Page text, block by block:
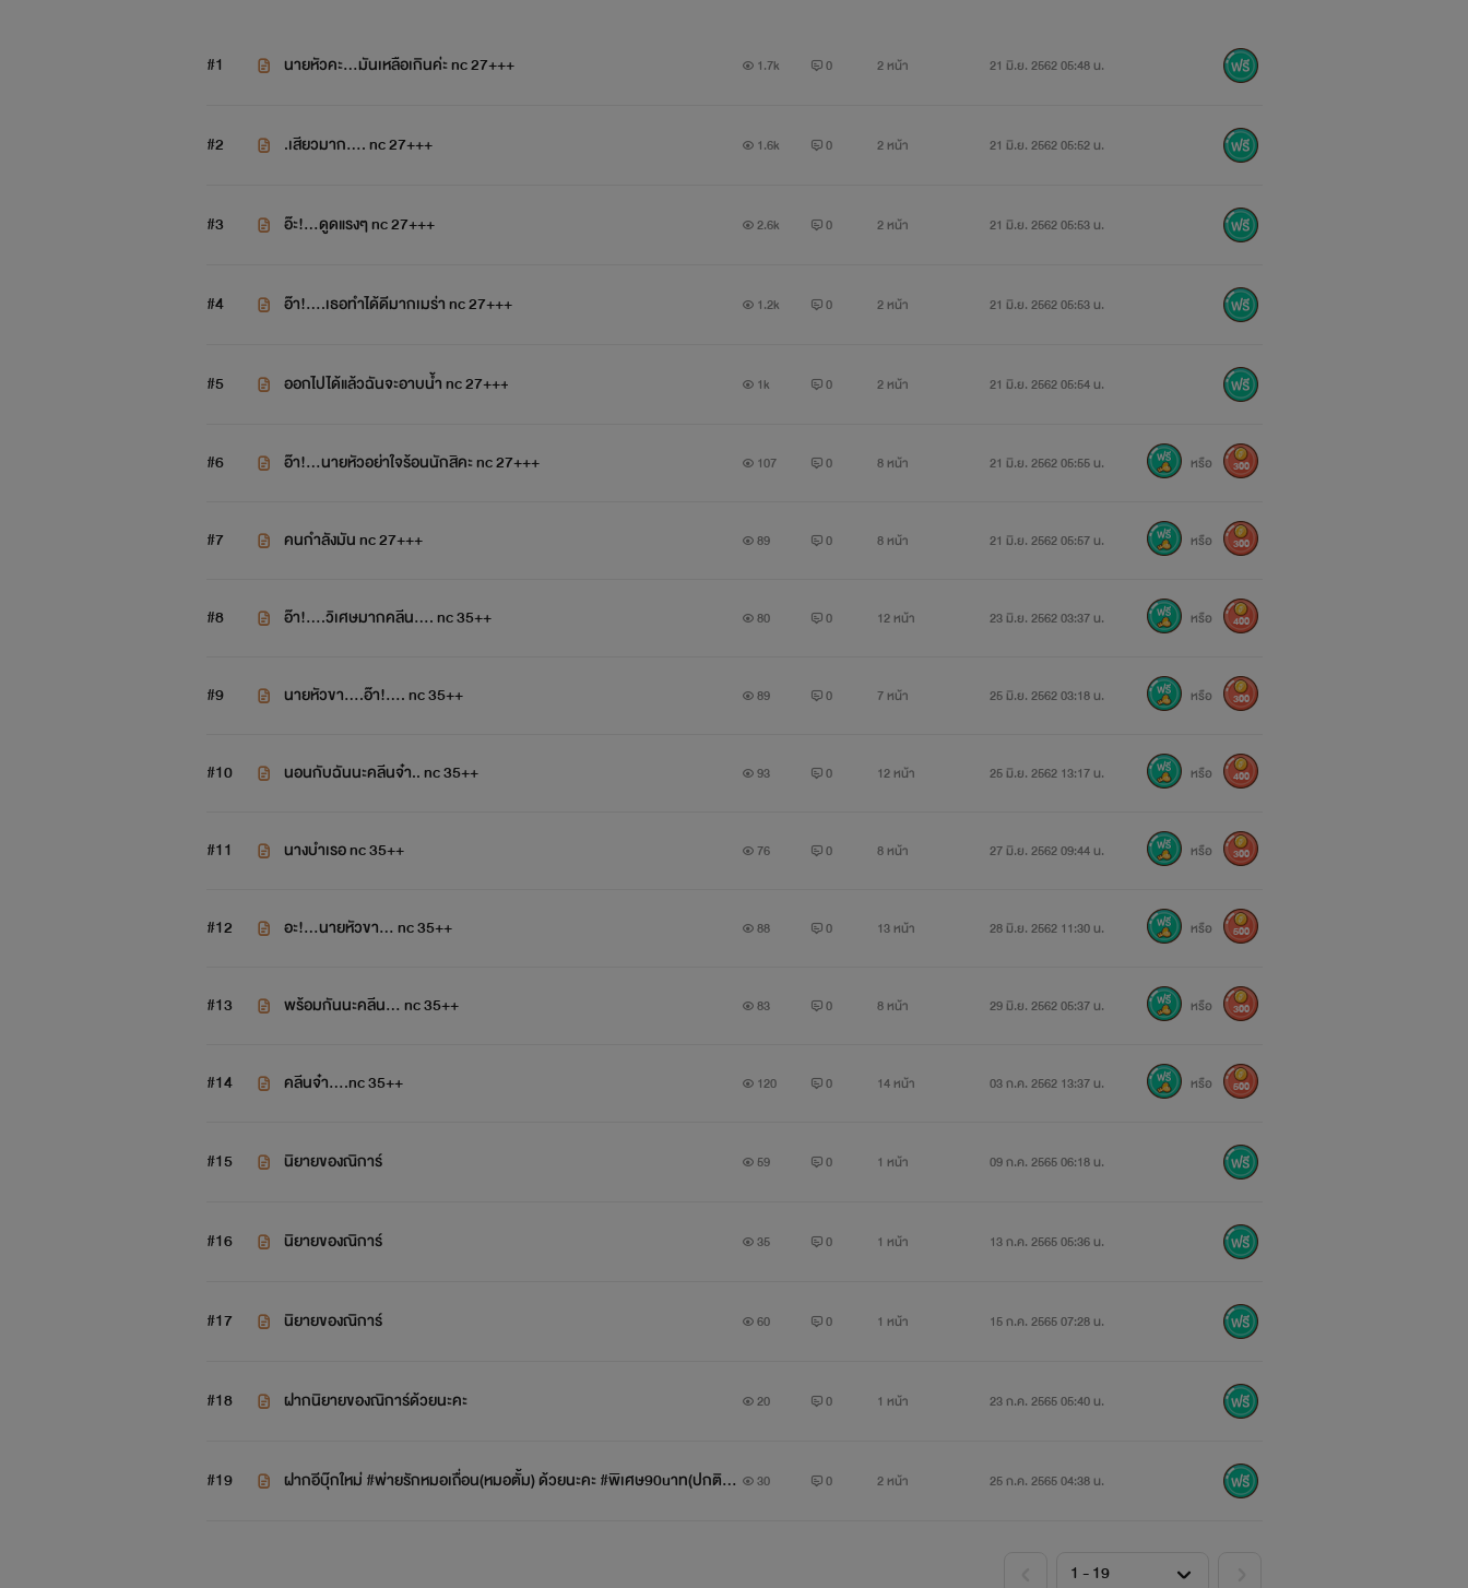
#1 นายหัวคะ...มันเหลือเกินค่ะ nc 27+++ 1.7k 0 2 หน้า 21 มิ.ย. 2562 05:48 น.
#2 .เสียวมาก.... nc 27+++ 1.6k 0 2 หน้า 21 มิ.ย. 2562 05:52 น.
#3 อ๊ะ!...ดูดแรงๆ nc 27+++ 2.6k 0 2 หน้า 21 มิ.ย. 2562 05:53 น.
#4 อ๊า!....เธอทำได้ดีมากเมร่า nc 27+++ 1.2k 0 2 หน้า 21 มิ.ย. 2562 05:53 น.
#5 ออกไปได้แล้วฉันจะอาบน้ำ nc 27+++ 1k 0 2 หน้า 21 มิ.ย. 2562 05:54 น.
#6 อ๊า!...นายหัวอย่าใจร้อนนักสิคะ nc 27+++ 107 0 8 หน้า 21 มิ.ย. 2562 05:55 น. หรือ 300
#7 คนกำลังมัน nc 27+++ 89 0 8 หน้า 21 มิ.ย. 2562 05:57 น. หรือ 300
#8 อ๊า!....วิเศษมากคลีน.... nc 35++ 80 0 12 หน้า 23 มิ.ย. 2562 03:37 น. หรือ 400
#9 นายหัวขา....อ๊า!.... nc 35++ 89 0 7 หน้า 25 มิ.ย. 2562 03:18 น. หรือ 300
#10 นอนกับฉันนะคลีนจ๋า.. nc 35++ 93 0 12 หน้า 25 มิ.ย. 2562 13:17 น. หรือ 400
#11 นางบำเรอ nc 35++ 76 0 8 หน้า 27 มิ.ย. 2562 09:44 น. หรือ 300
#12 อะ!...นายหัวขา... nc 35++ 88 0 13 หน้า 28 มิ.ย. 2562 11:30 น. หรือ 500
#13 พร้อมกันนะคลีน... nc 35++ 83 0 8 หน้า 29 มิ.ย. 2562 05:37 น. หรือ 300
#14 คลีนจ๋า....nc 35++ 120 0 14 หน้า 03 ก.ค. 2562 13:37 น. หรือ 500
#15 นิยายของณิการ์ 59 0 1 หน้า 09 ก.ค. 2565 06:18 น.
#16 นิยายของณิการ์ 35 0 1 หน้า 13 ก.ค. 2565 05:36 น.
#17 นิยายของณิการ์ 60 0 1 หน้า 15 ก.ค. 2565 07:28 น.
#18 ฝากนิยายของณิการ์ด้วยนะคะ 20 0 1 หน้า 23 ก.ค. 2565 05:40 น.
#19
ฝากอีบุ๊กใหม่ #พ่ายรักหมอเถื่อน(หมอตั้ม) ด้วยนะคะ #พิเศษ90uาท(ปกติ 1
30 0 2 หน้า 25 ก.ค. 2565 04:38 น.